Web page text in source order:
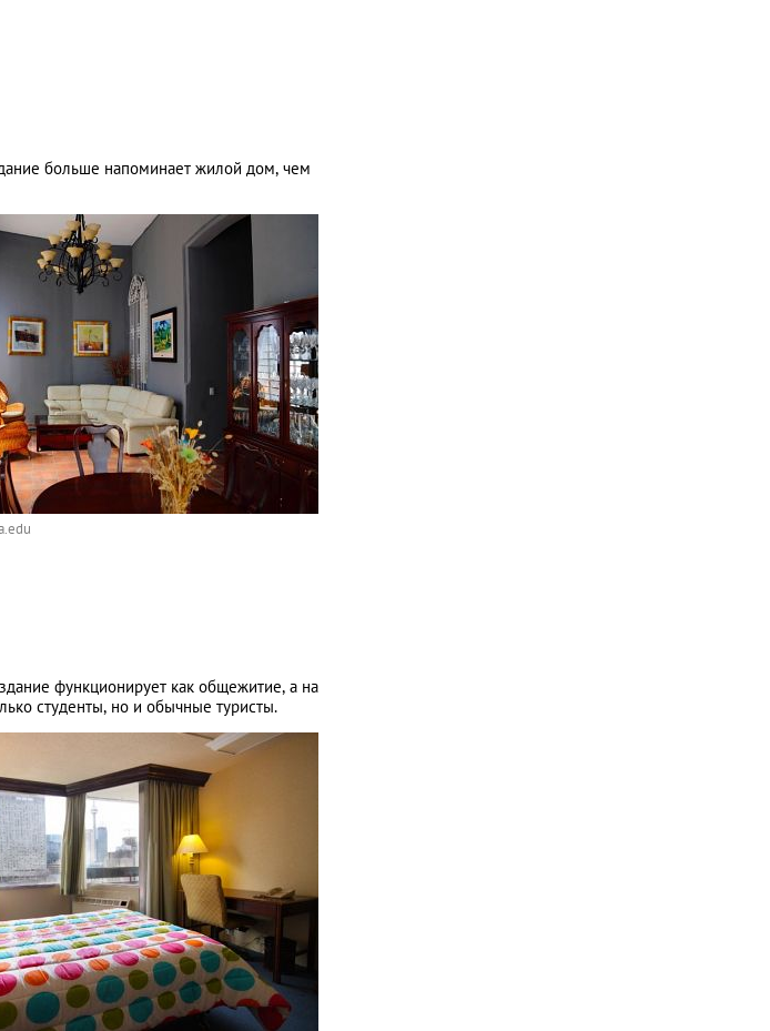
больше напоминает жилой дом, чем
функционирует как общежитие, а на
студенты, но и обычные туристы.